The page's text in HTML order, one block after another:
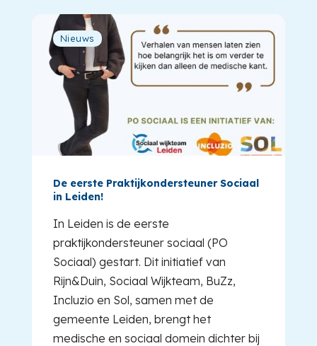
Nieuws
De eerste Praktijkondersteuner Sociaal
in Leiden!
In Leiden is de eerste
praktijkondersteuner sociaal (PO
Sociaal) gestart. Dit initiatief van
Rijn&Duin, Sociaal Wijkteam, BuZz,
Incluzio en Sol, samen met de
gemeente Leiden, brengt het
medische en sociaal domein dichter bij